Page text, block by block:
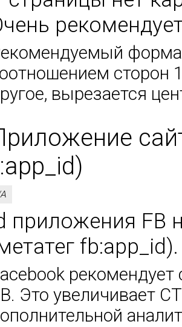
сторон
вырезается
приложения FB
Это увеличивает